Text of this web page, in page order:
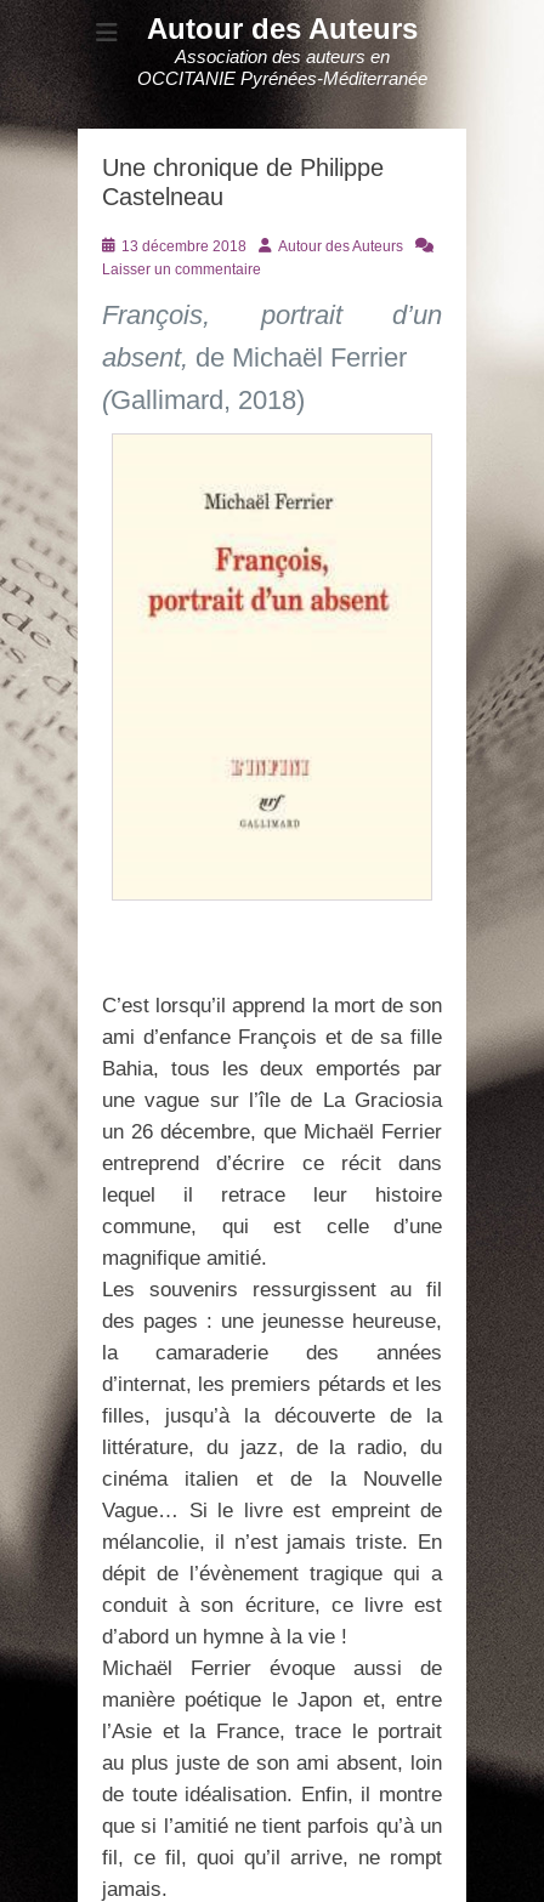
Autour des Auteurs
Association des auteurs en
OCCITANIE Pyrénées-Méditerranée
Une chronique de Philippe
Castelneau
Posté
le
13 décembre 2018 AuteurAutour des Auteurs
Laisser un commentaire
François, portrait d’un
absent, de Michaël Ferrier
(Gallimard, 2018)
C’est lorsqu’il apprend la mort de son
ami d’enfance François et de sa fille
Bahia, tous les deux emportés par
une vague sur l’île de La Graciosia
un 26 décembre, que Michaël Ferrier
entreprend d’écrire ce récit dans
lequel il retrace leur histoire
commune, qui est celle d’une
magnifique amitié.
Les souvenirs ressurgissent au fil
des pages : une jeunesse heureuse,
la camaraderie des années
d’internat, les premiers pétards et les
filles, jusqu’à la découverte de la
littérature, du jazz, de la radio, du
cinéma italien et de la Nouvelle
Vague… Si le livre est empreint de
mélancolie, il n’est jamais triste. En
dépit de l’évènement tragique qui a
conduit à son écriture, ce livre est
d’abord un hymne à la vie !
Michaël Ferrier évoque aussi de
manière poétique le Japon et, entre
l’Asie et la France, trace le portrait
au plus juste de son ami absent, loin
de toute idéalisation. Enfin, il montre
que si l’amitié ne tient parfois qu’à un
fil, ce fil, quoi qu’il arrive, ne rompt
jamais.